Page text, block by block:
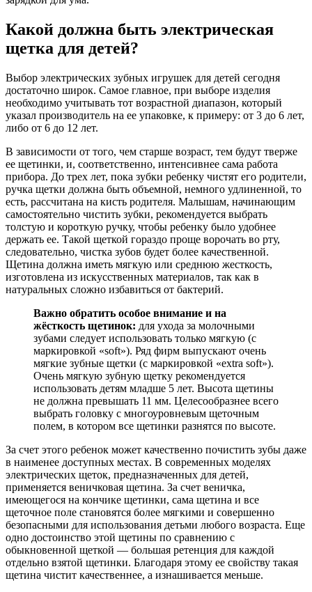
Какой должна быть электрическая
щетка для детей?
Выбор электрических зубных игрушек для детей сегодня
достаточно широк. Самое главное, при выборе изделия
необходимо учитывать тот возрастной диапазон, который
указал производитель на ее упаковке, к примеру: от 3 до 6 лет,
либо от 6 до 12 лет.
В зависимости от того, чем старше возраст, тем будут тверже
ее щетинки, и, соответственно, интенсивнее сама работа
прибора. До трех лет, пока зубки ребенку чистят его родители,
ручка щетки должна быть объемной, немного удлиненной, то
есть, рассчитана на кисть родителя. Малышам, начинающим
самостоятельно чистить зубки, рекомендуется выбрать
толстую и короткую ручку, чтобы ребенку было удобнее
держать ее. Такой щеткой гораздо проще ворочать во рту,
следовательно, чистка зубов будет более качественной.
Щетина должна иметь мягкую или среднюю жесткость,
изготовлена из искусственных материалов, так как в
натуральных сложно избавиться от бактерий.
Важно обратить особое внимание и на
жёсткость щетинок: для ухода за молочными
зубами следует использовать только мягкую (с
маркировкой «soft»). Ряд фирм выпускают очень
мягкие зубные щетки (с маркировкой «extra soft»).
Очень мягкую зубную щетку рекомендуется
использовать детям младше 5 лет. Высота щетины
не должна превышать 11 мм. Целесообразнее всего
выбрать головку с многоуровневым щеточным
полем, в котором все щетинки разнятся по высоте.
За счет этого ребенок может качественно почистить зубы даже
в наименее доступных местах. В современных моделях
электрических щеток, предназначенных для детей,
применяется веничковая щетина. За счет веничка,
имеющегося на кончике щетинки, сама щетина и все
щеточное поле становятся более мягкими и совершенно
безопасными для использования детьми любого возраста. Еще
одно достоинство этой щетины по сравнению с
обыкновенной щеткой — большая ретенция для каждой
отдельно взятой щетинки. Благодаря этому ее свойству такая
щетина чистит качественнее, а изнашивается меньше.